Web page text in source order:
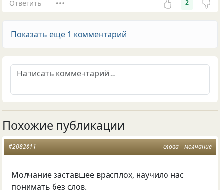
Ответить 2
Показать еще 1 комментарий
Похожие публикации
слова молчание
#2082811
Молчание заставшее врасплох, научило нас
понимать без слов.